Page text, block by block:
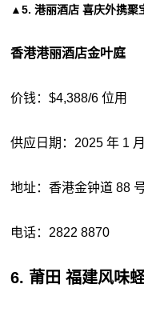
▲5. 港丽酒店 喜庆外携聚
香港港丽酒店金叶庭
价钱：$4,388/6 位用
供应日期：2025 年 1
地址：香港金钟道 88
电话：2822 8870
6. 莆田 福建风味